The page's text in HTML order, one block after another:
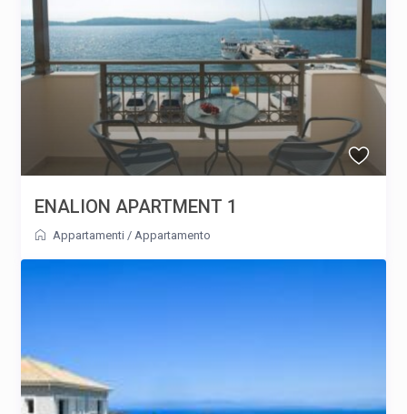
ENALION APARTMENT 1
Appartamenti /Appartamento